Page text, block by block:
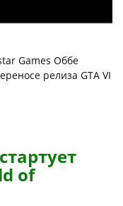
Games Оббе
релиза GTA VI
of